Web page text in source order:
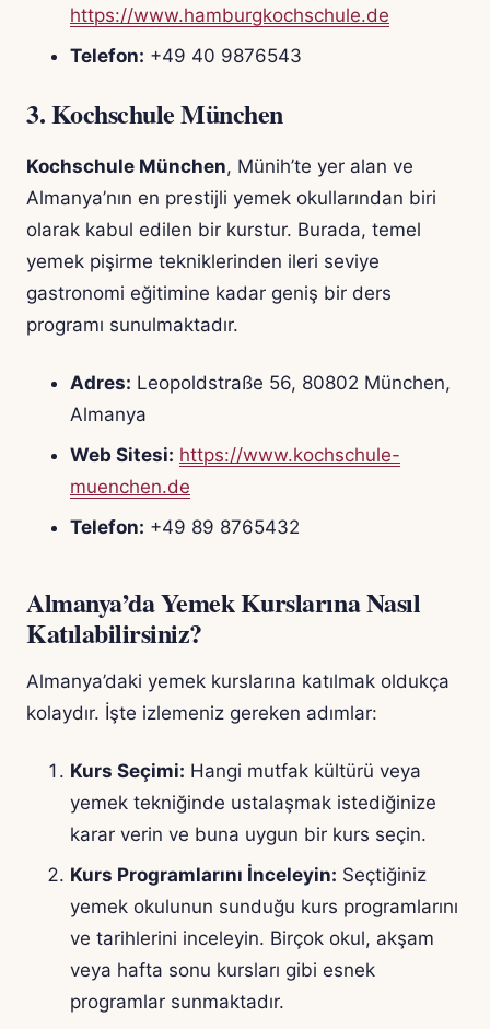
https://www.hamburgkochschule.de
Telefon: +49 40 9876543
3.Kochschule München
Kochschule München, Münih’te yer alan ve
Almanya’nın en prestijli yemek okullarından biri
olarak kabul edilen bir kurstur. Burada, temel
yemek pişirme tekniklerinden ileri seviye
gastronomi eğitimine kadar geniş bir ders
programı sunulmaktadır.
Adres: Leopoldstraße 56, 80802 München,
Almanya
Web Sitesi: https://www.kochschule-
muenchen.de
Telefon: +49 89 8765432
Almanya’da Yemek Kurslarına Nasıl
Katılabilirsiniz?
Almanya’daki yemek kurslarına katılmak oldukça
kolaydır. İşte izlemeniz gereken adımlar:
Kurs Seçimi: Hangi mutfak kültürü veya
yemek tekniğinde ustalaşmak istediğinize
karar verin ve buna uygun bir kurs seçin.
Kurs Programlarını İnceleyin: Seçtiğiniz
yemek okulunun sunduğu kurs programlarını
ve tarihlerini inceleyin. Birçok okul, akşam
veya hafta sonu kursları gibi esnek
programlar sunmaktadır.